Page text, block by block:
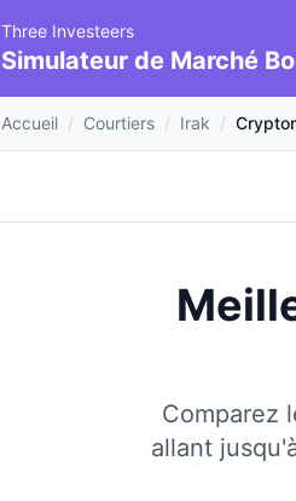
Three Investeers
Simulateur de Marché
Accueil / Courtiers / Irak /
Comparez
allant